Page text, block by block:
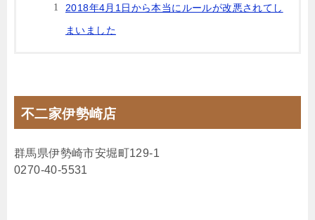
2018年4月1日から本当にルールが改悪されてし
まいました
不二家伊勢崎店
群馬県伊勢崎市安堀町129-1
0270-40-5531